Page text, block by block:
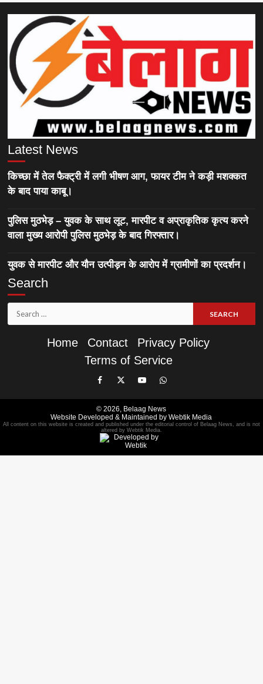
Latest News
किच्छा में तेल फैक्ट्री में लगी भीषण आग, फायर टीम ने कड़ी मशक्कत
के बाद पाया काबू।
पुलिस मुठभेड़ – युवक के साथ लूट, मारपीट व अप्राकृतिक कृत्य करने
वाला मुख्य आरोपी पुलिस मुठभेड़ के बाद गिरफ्तार।
युवक से मारपीट और यौन उत्पीड़न के आरोप में ग्रामीणों का प्रदर्शन।
Search
Search
for:
Home
Contact
Privacy Policy
Terms of Service
Like
Facebook
Page
Follow
On
Twitter
Subscribe
YouTube
Channel
Join
WhatsApp
Group
© 2026, Belaag News
Website Developed & Maintained by Webtik Media
All content on this website is created and published under the editorial control of Belaag News, and is not
altered by Webtik Media.